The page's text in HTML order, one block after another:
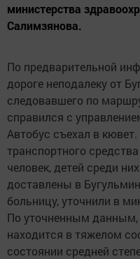
министерства
Салимзянова.
По предварительной
дороге неподалеку от
следовавшего по
справился с
Автобус съехал в
транспортного
человек, детей среди
доставлены в
больницу, уточнили в
По уточненным данным,
находится в тяжелом
состоянии средней